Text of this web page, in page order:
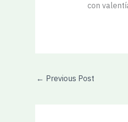
con
← Previous Post